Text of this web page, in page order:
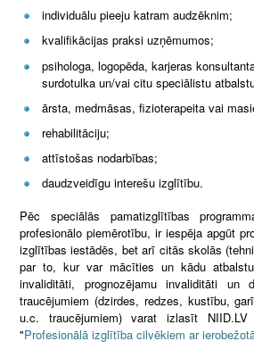
individuālu pieeju katram audzēknim;
kvalifikācijas praksi uzņēmumos;
psihologa, logopēda, karjeras
surdotulka un/vai citu speciālistu
ārsta, medmāsas, fizioterapeita vai
rehabilitāciju;
attīstošas nodarbības;
daudzveidīgu interešu izglītību.
Pēc speciālās pamatizglītības
profesionālo piemērotību, ir iespēja apgūt
izglītības iestādēs, bet arī citās skolās
par to, kur var mācīties un kādu
invaliditāti, prognozējamu invaliditāti un
traucējumiem (dzirdes, redzes, kustību,
u.c. traucējumiem) varat izlasīt NIID.LV
"Profesionālā izglītība cilvēkiem ar